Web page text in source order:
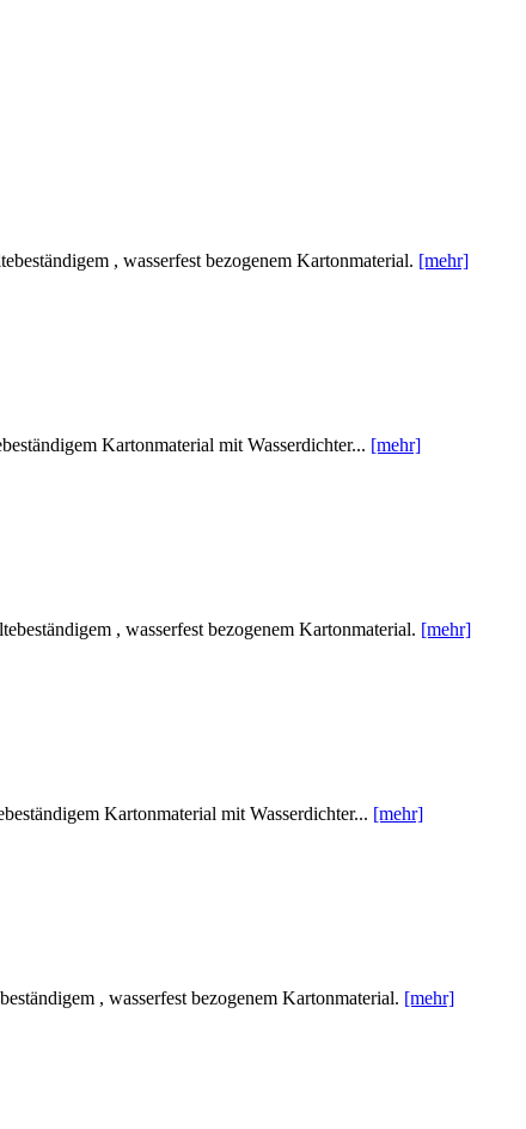
, wasserfest bezogenem Kartonmaterial. [mehr]
Kartonmaterial mit Wasserdichter... [mehr]
, wasserfest bezogenem Kartonmaterial. [mehr]
Kartonmaterial mit Wasserdichter... [mehr]
, wasserfest bezogenem Kartonmaterial. [mehr]